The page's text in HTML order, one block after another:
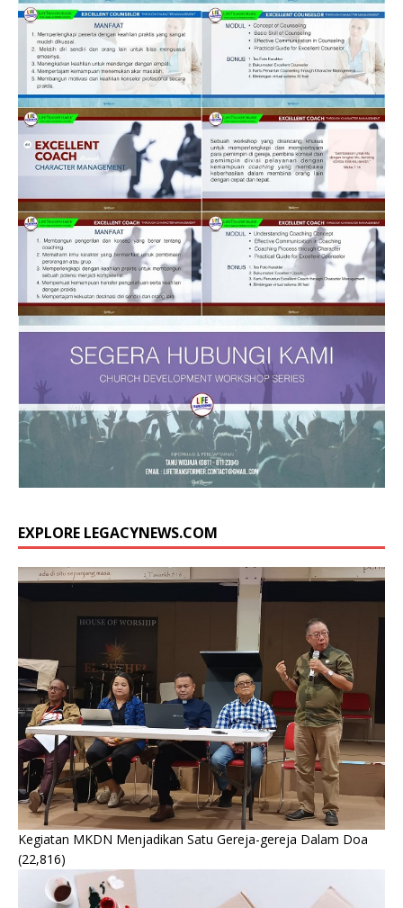
EXPLORE LEGACYNEWS.COM
Kegiatan MKDN Menjadikan Satu Gereja-gereja Dalam Doa
(22,816)